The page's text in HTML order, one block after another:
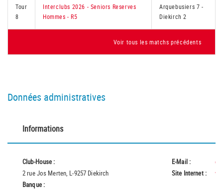
Tour
8
Interclubs 2026 - Seniors Reserves
Hommes - R5
Arquebusiers 7 -
Diekirch 2
Voir tous les matchs précédents
Données administratives
Informations
Club-House :
2 rue Jos Merten, L-9257 Diekirch
Banque :
E-Mail :
Site Internet :